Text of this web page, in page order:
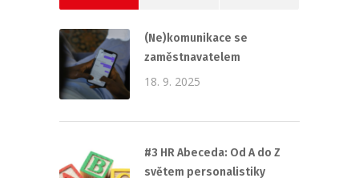
(Ne)komunikace se
zaměstnavatelem
18. 9. 2025
#3 HR Abeceda: Od A do Z
světem personalistiky